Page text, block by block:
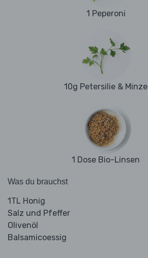
1 Peperoni
10g Petersilie & Minze
1 Dose Bio-Linsen
Was du brauchst
1TL Honig
Salz und Pfeffer
Olivenöl
Balsamicoessig